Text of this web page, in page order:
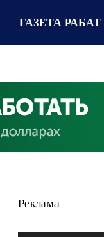
ГАЗЕТА РАБАТ
Реклама